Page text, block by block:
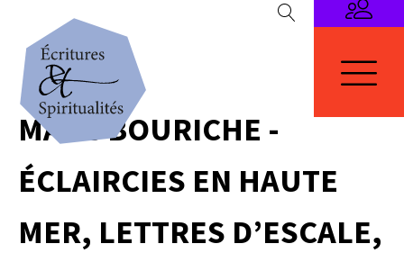
MARC BOURICHE -
ÉCLAIRCIES EN HAUTE
MER, LETTRES D’ESCALE,